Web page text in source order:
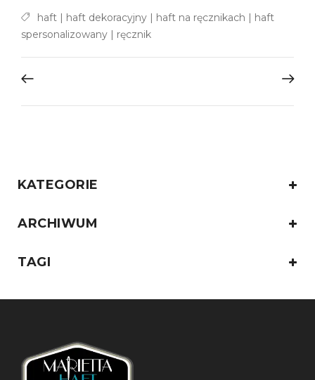
haft | haft dekoracyjny | haft na ręcznikach | haft
spersonalizowany | ręcznik
KATEGORIE
ARCHIWUM
TAGI